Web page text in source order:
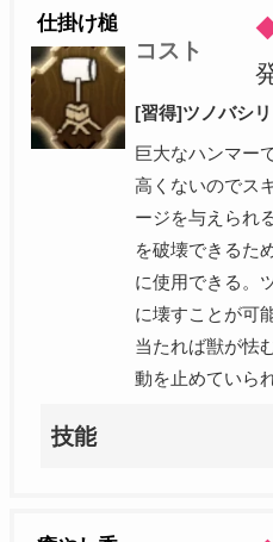
仕掛け槌
コスト
[習得]ツノバシ
巨大なハンマー
高くないのでス
ージを与えられ
を破壊できるた
に使用できる。
に壊すことが可能
当たれば獣が怯
動を止めていら
技能